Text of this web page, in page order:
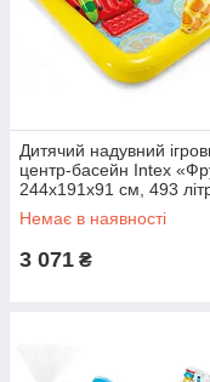
Дитячий надувний
центр-басейн Intex
244x191x91 см, 493
з іграшками, гіркою
Немає в наявності
3 071 ₴